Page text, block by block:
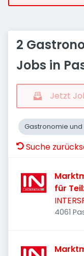
2
Jobs in
Jetzt
Gastronomie und
Suche
für
4061